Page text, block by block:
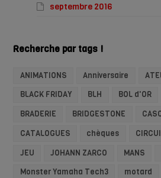
septembre 2016
Recherche par tags !
ANIMATIONS Anniversaire
BLACK FRIDAY
BLH BOL d'OR
BRADERIE
BRIDGESTONE
CATALOGUES
chèques
JEU
JOHANN ZARCO MANS
Monster Yamaha Tech3
motard